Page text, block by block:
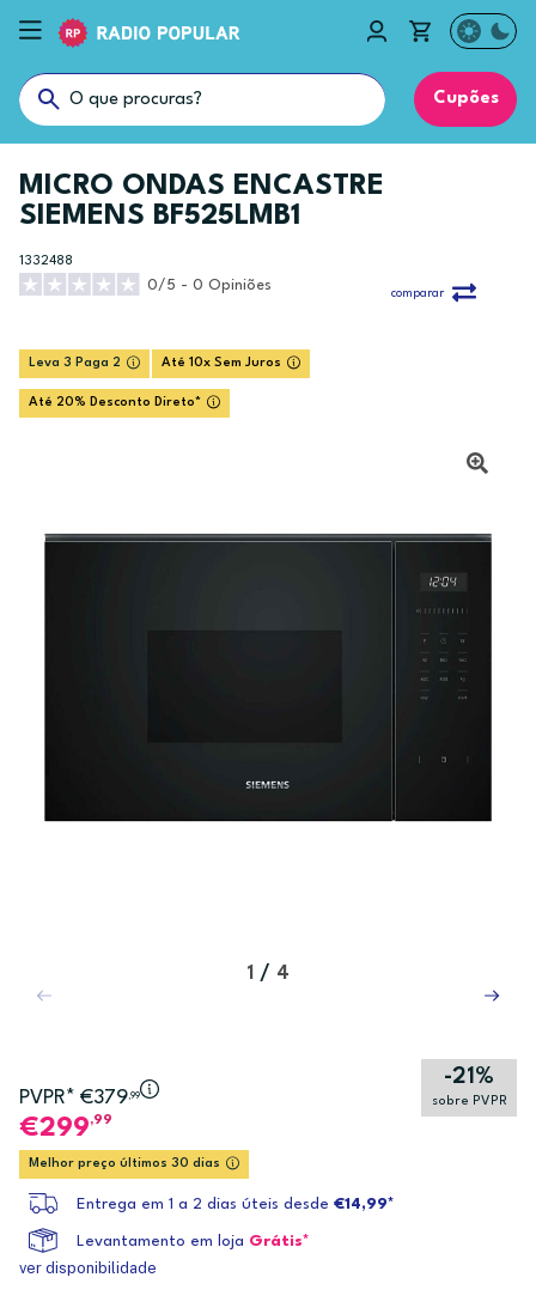
Cupões
MICRO ONDAS ENCASTRE
SIEMENS BF525LMB1
1332488
0/5 - 0 Opiniões
comparar
Leva 3 Paga 2 Até 10x Sem Juros
Até 20% Desconto Direto*
1 / 4
PVPR* €379,99
-21%
sobre PVPR
299,99
Melhor preço últimos 30 dias
Entrega em 1 a 2 dias úteis desde €14,99*
Levantamento em loja Grátis*
ver disponibilidade